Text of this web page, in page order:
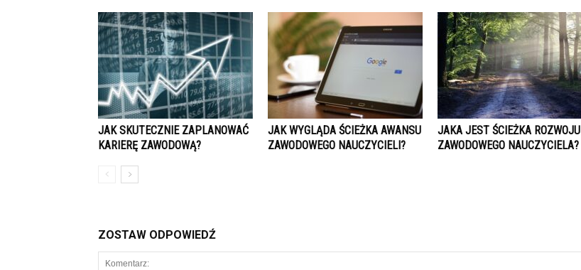
JAK SKUTECZNIE ZAPLANOWAĆ
KARIERĘ ZAWODOWĄ?
JAK WYGLĄDA ŚCIEŻKA AWANSU
ZAWODOWEGO NAUCZYCIELI?
JAKA JEST ŚCIEŻKA ROZWOJU
ZAWODOWEGO NAUCZYCIELA?
ZOSTAW ODPOWIEDŹ